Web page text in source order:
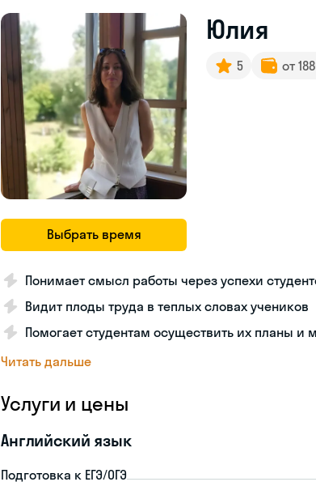
Выбрать время
Юлия
5 от
Понимает смысл работы через успехи
Видит плоды труда в теплых словах учеников
Помогает студентам осуществить их планы и
Читать дальше
Услуги и цены
Английский язык
Подготовка к ЕГЭ/ОГЭ